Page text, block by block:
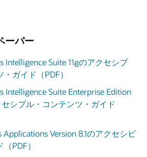
ーパー
Intelligence Suite 11gのアクセシブ
ガイド（PDF）
Intelligence Suite Enterprise Edition
シブル・コンテンツ・ガイド
Applications Version 8.1のアクセシビ
PDF）